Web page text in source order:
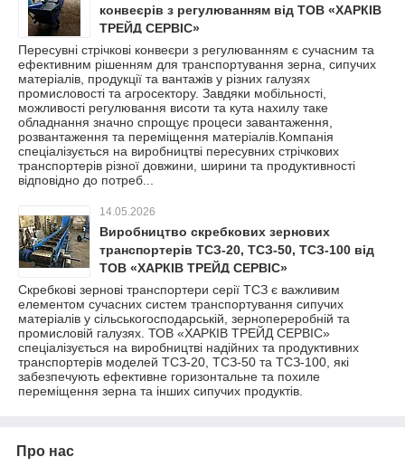
конвеєрів з регулюванням від ТОВ «ХАРКІВ
ТРЕЙД СЕРВІС»
Пересувні стрічкові конвеєри з регулюванням є сучасним та
ефективним рішенням для транспортування зерна, сипучих
матеріалів, продукції та вантажів у різних галузях
промисловості та агросектору. Завдяки мобільності,
можливості регулювання висоти та кута нахилу таке
обладнання значно спрощує процеси завантаження,
розвантаження та переміщення матеріалів.Компанія
спеціалізується на виробництві пересувних стрічкових
транспортерів різної довжини, ширини та продуктивності
відповідно до потреб...
14.05.2026
Виробництво скребкових зернових
транспортерів ТСЗ-20, ТСЗ-50, ТСЗ-100 від
ТОВ «ХАРКІВ ТРЕЙД СЕРВІС»
Скребкові зернові транспортери серії ТСЗ є важливим
елементом сучасних систем транспортування сипучих
матеріалів у сільськогосподарській, зернопереробній та
промисловій галузях. ТОВ «ХАРКІВ ТРЕЙД СЕРВІС»
спеціалізується на виробництві надійних та продуктивних
транспортерів моделей ТСЗ-20, ТСЗ-50 та ТСЗ-100, які
забезпечують ефективне горизонтальне та похиле
переміщення зерна та інших сипучих продуктів.
Про нас